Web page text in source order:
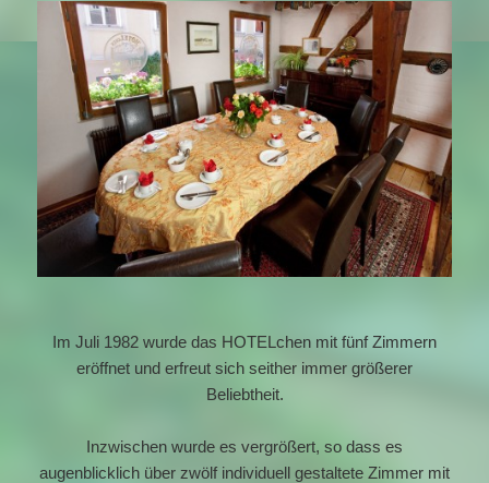
Im Juli 1982 wurde das HOTELchen mit fünf Zimmern
eröffnet und erfreut sich seither immer größerer
Beliebtheit.
Inzwischen wurde es vergrößert, so dass es
augenblicklich über zwölf individuell gestaltete Zimmer mit